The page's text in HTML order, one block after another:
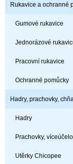
Rukavice a ochranné
Gumové rukavice
Jednorázové
Pracovní rukavice
Ochranné pomůcky
Hadry, prachovky,
Hadry
Prachovky,
Utěrky Chicopee